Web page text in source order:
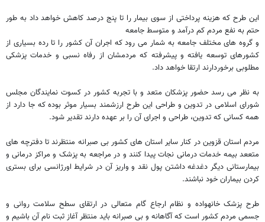
این طرح که هزینه پرداختی از سوی بیمار را تا پنج درصد کاهش خواهد داد به طور
حتم به نفع مردم کم درآمد و متوسط جامعه
و گروه های مختلف جامعه به شمار می رود که اجران آن کشور را تا رده بسیاری از
کشورهای توسعه یافته و پیشرفته که مردمشان از رفاه نسبی و خدمات پزشکی
مطلوبی برخوردارند ارتقا خواهد داد.
به نظر می رسد حضور پزشکان متعد و با تجربه کشور در کسوت نمایندگان مجلس
شورای اسلامی در تدوین و طراحی این طرح ارزشمند بسیار موثر بوده که جا دارد از
همه کسانی که تدوین، طراحی و اجرای آن را بر عهده دارند تقدیر شود.
مردم استان قزوین در کنار سایر استان های کشور بی صبرانه منتظرند تا دفترچه های
متععد بیمه خدمات درمانی نجات پیدا کنند و در مراجعه به پزشک و مراکز درمانی و
بیمارستانی دیگر دغدغه داشتن پول نقد و واریز آن در شرایط اورژانسی برای بستری
کردن بیماران خود نباشند.
طرح پزشک خانهواده و نظام ارجاع گام متعالی در ارتقای سطح سلامت روانی و
جسمی مردم کشور است که آگاهانه و بی صبرانه باید منتظر آغاز ثبت نام آن باشیم و